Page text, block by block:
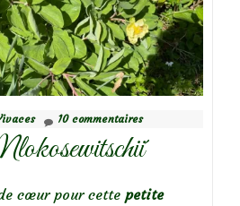
10 commentaires
cœur pour cette petite